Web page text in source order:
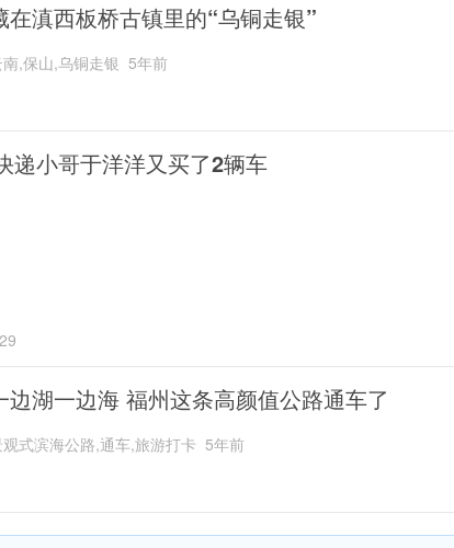
在滇西板桥古镇里的“乌铜走银”
南,保山,乌铜走银 5年前
递小哥于洋洋又买了2辆车
边湖一边海 福州这条高颜值公路通车了
观式滨海公路,通车,旅游打卡 5年前